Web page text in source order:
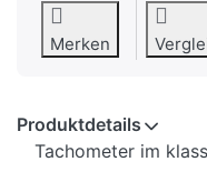
Merken
Produktdetails
Tachometer im